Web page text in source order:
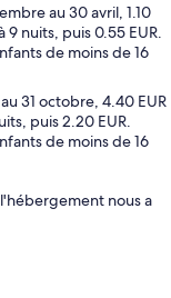
au 30 avril, 1.10
9 nuits, puis 0.55 EUR.
de moins de 16
31 octobre, 4.40 EUR
puis 2.20 EUR.
de moins de 16
nous a